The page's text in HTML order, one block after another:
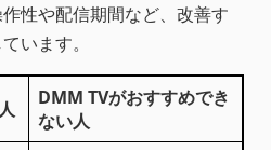
性や配信期間など、改善す
います。
DMM TVがおすすめでき
ない人